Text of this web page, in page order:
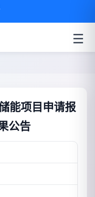
☰
能项目申请报
公告